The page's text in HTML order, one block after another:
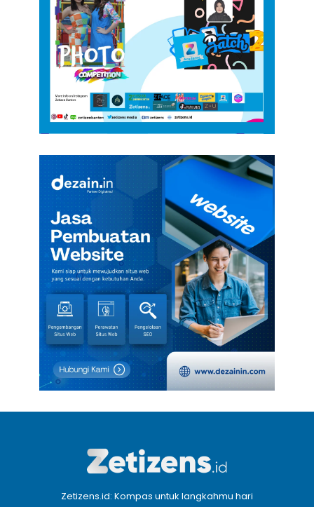
Zetizens.id: Kompas untuk langkahmu hari